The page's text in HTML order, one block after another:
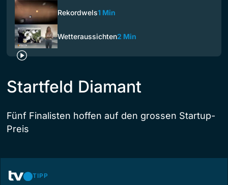
Rekordwels1 Min
Wetteraussichten2 Min
Startfeld Diamant
Fünf Finalisten hoffen auf den grossen Startup-
Preis
TIPP